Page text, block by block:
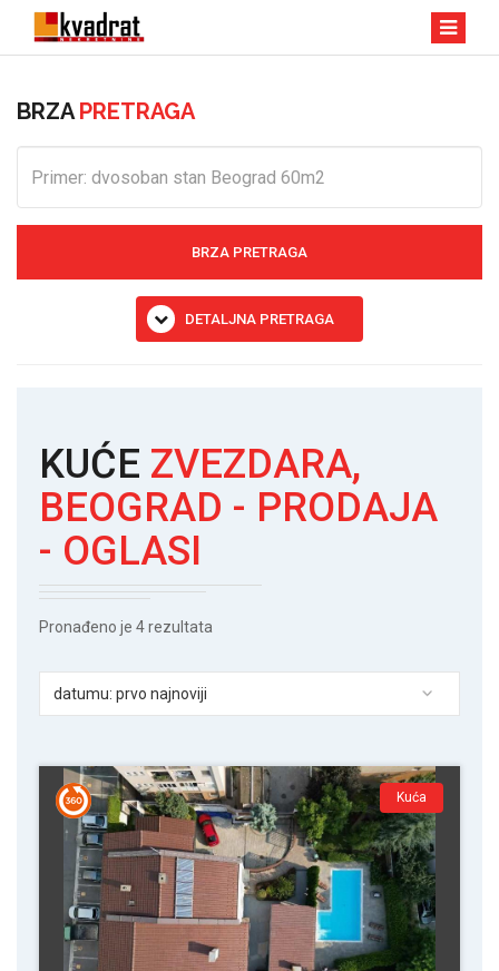
BRZAPRETRAGA
BRZA PRETRAGA
DETALJNA PRETRAGA
KUĆE ZVEZDARA,
BEOGRAD - PRODAJA
- OGLASI
Pronađeno je 4 rezultata
datumu: prvo najnoviji
Kuća